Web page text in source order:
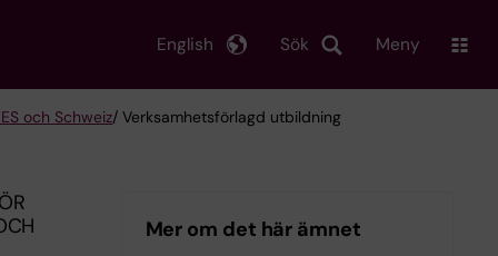
Sök
English Meny
och Schweiz/ Verksamhetsförlagd utbildning
Mer om det här ämnet